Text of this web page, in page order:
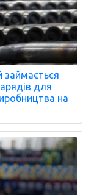
займається
для
на